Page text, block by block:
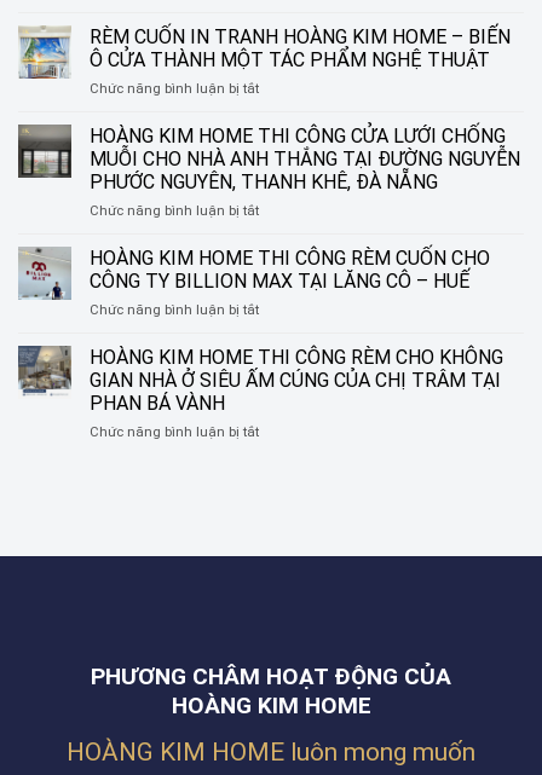
KIM
HOME
THI
CÔNG
SÁO
NHÔM
TẠI
NGUYỄN
SẮC,
LIÊN
ĐÀ
RÈM CUỐN IN TRANH HOÀNG KIM HOME – BIẾN
Ô CỬA THÀNH MỘT TÁC PHẨM NGHỆ THUẬT
Chức năng bình luận bị tắtở
CUỐN
IN
TRANH
HOÀNG
KIM
–
BIẾN
CỬA
MỘT
TÁC
THUẬT
HOÀNG KIM HOME THI CÔNG CỬA LƯỚI CHỐNG
MUỖI CHO NHÀ ANH THẮNG TẠI ĐƯỜNG NGUYỄN
PHƯỚC NGUYÊN, THANH KHÊ, ĐÀ NẴNG
Chức năng bình luận bị tắtở
KIM
HOME
THI
CÔNG
LƯỚI
CHỐNG
NHÀ
PHƯỚC
HOÀNG KIM HOME THI CÔNG RÈM CUỐN CHO
CÔNG TY BILLION MAX TẠI LĂNG CÔ – HUẾ
Chức năng bình luận bị tắtở
KIM
HOME
THI
RÈM
MAX
HOÀNG KIM HOME THI CÔNG RÈM CHO KHÔNG
GIAN NHÀ Ở SIÊU ẤM CÚNG CỦA CHỊ TRÂM TẠI
PHAN BÁ VÀNH
Chức năng bình luận bị tắtở
RÈM
SIÊU
ẤM
CỦA
CHỊ
PHƯƠNG CHÂM HOẠT ĐỘNG CỦA
HOÀNG KIM HOME
HOÀNG KIM HOME luôn mong muốn